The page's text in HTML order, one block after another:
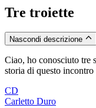
Tre troiette
Nascondi descrizione
Ciao, ho conosciuto tre
storia di questo
CD
Carletto Duro